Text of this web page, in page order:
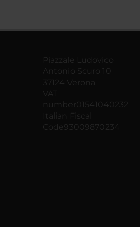
Piazzale Ludovico
Antonio Scuro 10
37124 Verona
VAT
number01541040232
Italian Fiscal
Code93009870234